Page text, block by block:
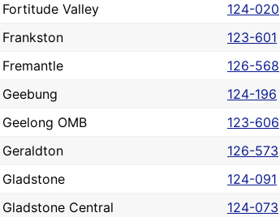
Fortitude Valley
124-020
Frankston
123-601
Fremantle
126-568
Geebung
124-196
Geelong OMB
123-606
Geraldton
126-573
Gladstone
124-091
Gladstone Central
124-073